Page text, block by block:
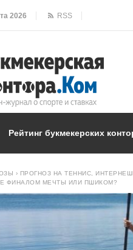
2026 RSS
Рейтинг букмекерских
› ПРОГНОЗ НА ТЕННИС,
ФИНАЛОМ МЕЧТЫ ИЛИ ПШИКОМ?